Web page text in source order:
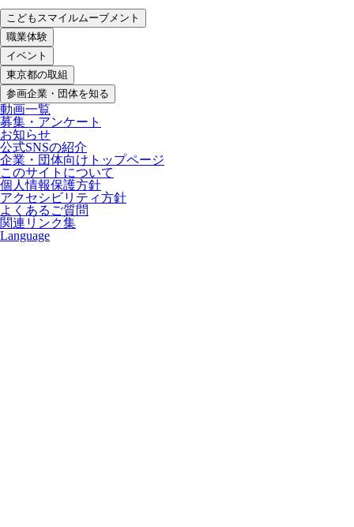
こどもスマイルムーブメント
職業体験
イベント
東京都の取組
参画企業・団体を知る
動画一覧
募集・アンケート
お知らせ
公式SNSの紹介
企業・団体向けトップページ
このサイトについて
個人情報保護方針
アクセシビリティ方針
よくあるご質問
関連リンク集
Language